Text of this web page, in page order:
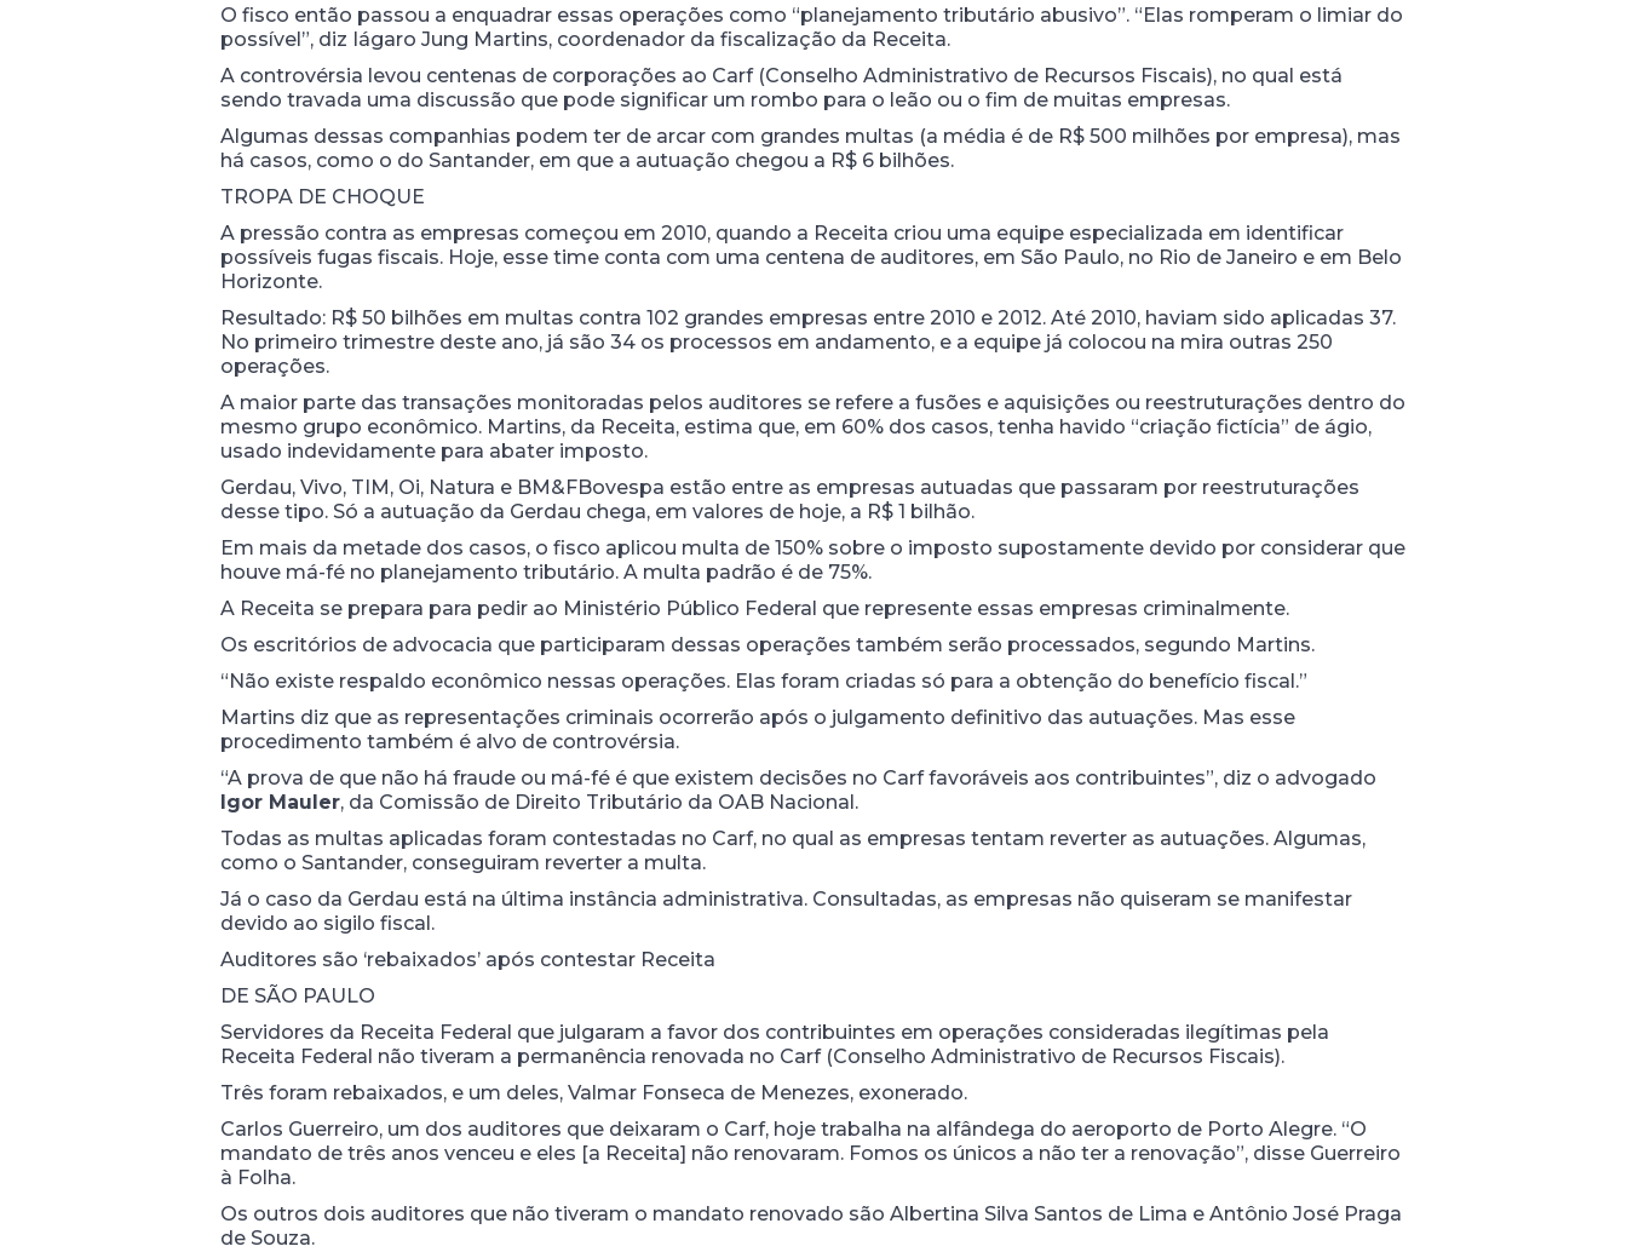
O fisco então passou a enquadrar essas operações como “planejamento tributário abusivo”. “Elas romperam o limiar do
possível”, diz Iágaro Jung Martins, coordenador da fiscalização da Receita.
A controvérsia levou centenas de corporações ao Carf (Conselho Administrativo de Recursos Fiscais), no qual está
sendo travada uma discussão que pode significar um rombo para o leão ou o fim de muitas empresas.
Algumas dessas companhias podem ter de arcar com grandes multas (a média é de R$ 500 milhões por empresa), mas
há casos, como o do Santander, em que a autuação chegou a R$ 6 bilhões.
TROPA DE CHOQUE
A pressão contra as empresas começou em 2010, quando a Receita criou uma equipe especializada em identificar
possíveis fugas fiscais. Hoje, esse time conta com uma centena de auditores, em São Paulo, no Rio de Janeiro e em Belo
Horizonte.
Resultado: R$ 50 bilhões em multas contra 102 grandes empresas entre 2010 e 2012. Até 2010, haviam sido aplicadas 37.
No primeiro trimestre deste ano, já são 34 os processos em andamento, e a equipe já colocou na mira outras 250
operações.
A maior parte das transações monitoradas pelos auditores se refere a fusões e aquisições ou reestruturações dentro do
mesmo grupo econômico. Martins, da Receita, estima que, em 60% dos casos, tenha havido “criação fictícia” de ágio,
usado indevidamente para abater imposto.
Gerdau, Vivo, TIM, Oi, Natura e BM&FBovespa estão entre as empresas autuadas que passaram por reestruturações
desse tipo. Só a autuação da Gerdau chega, em valores de hoje, a R$ 1 bilhão.
Em mais da metade dos casos, o fisco aplicou multa de 150% sobre o imposto supostamente devido por considerar que
houve má-fé no planejamento tributário. A multa padrão é de 75%.
A Receita se prepara para pedir ao Ministério Público Federal que represente essas empresas criminalmente.
Os escritórios de advocacia que participaram dessas operações também serão processados, segundo Martins.
“Não existe respaldo econômico nessas operações. Elas foram criadas só para a obtenção do benefício fiscal.”
Martins diz que as representações criminais ocorrerão após o julgamento definitivo das autuações. Mas esse
procedimento também é alvo de controvérsia.
“A prova de que não há fraude ou má-fé é que existem decisões no Carf favoráveis aos contribuintes”, diz o advogado
Igor Mauler, da Comissão de Direito Tributário da OAB Nacional.
Todas as multas aplicadas foram contestadas no Carf, no qual as empresas tentam reverter as autuações. Algumas,
como o Santander, conseguiram reverter a multa.
Já o caso da Gerdau está na última instância administrativa. Consultadas, as empresas não quiseram se manifestar
devido ao sigilo fiscal.
Auditores são ‘rebaixados’ após contestar Receita
DE SÃO PAULO
Servidores da Receita Federal que julgaram a favor dos contribuintes em operações consideradas ilegítimas pela
Receita Federal não tiveram a permanência renovada no Carf (Conselho Administrativo de Recursos Fiscais).
Três foram rebaixados, e um deles, Valmar Fonseca de Menezes, exonerado.
Carlos Guerreiro, um dos auditores que deixaram o Carf, hoje trabalha na alfândega do aeroporto de Porto Alegre. “O
mandato de três anos venceu e eles [a Receita] não renovaram. Fomos os únicos a não ter a renovação”, disse Guerreiro
à Folha.
Os outros dois auditores que não tiveram o mandato renovado são Albertina Silva Santos de Lima e Antônio José Praga
de Souza.